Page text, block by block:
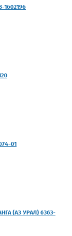
1602196
01
(АЗ УРАЛ) 6363-